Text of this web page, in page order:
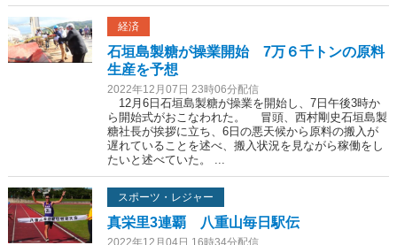
経済
石垣島製糖が操業開始 7万６千トンの原料
生産を予想
2022年12月07日 23時06分配信
12月6日石垣島製糖が操業を開始し、7日午後3時か
ら開始式がおこなわれた。 冒頭、西村剛史石垣島製
糖社長が挨拶に立ち、6日の悪天候から原料の搬入が
遅れていることを述べ、搬入状況を見ながら稼働をし
たいと述べていた。 ...
スポーツ・レジャー
真栄里3連覇 八重山毎日駅伝
2022年12月04日 16時34分配信